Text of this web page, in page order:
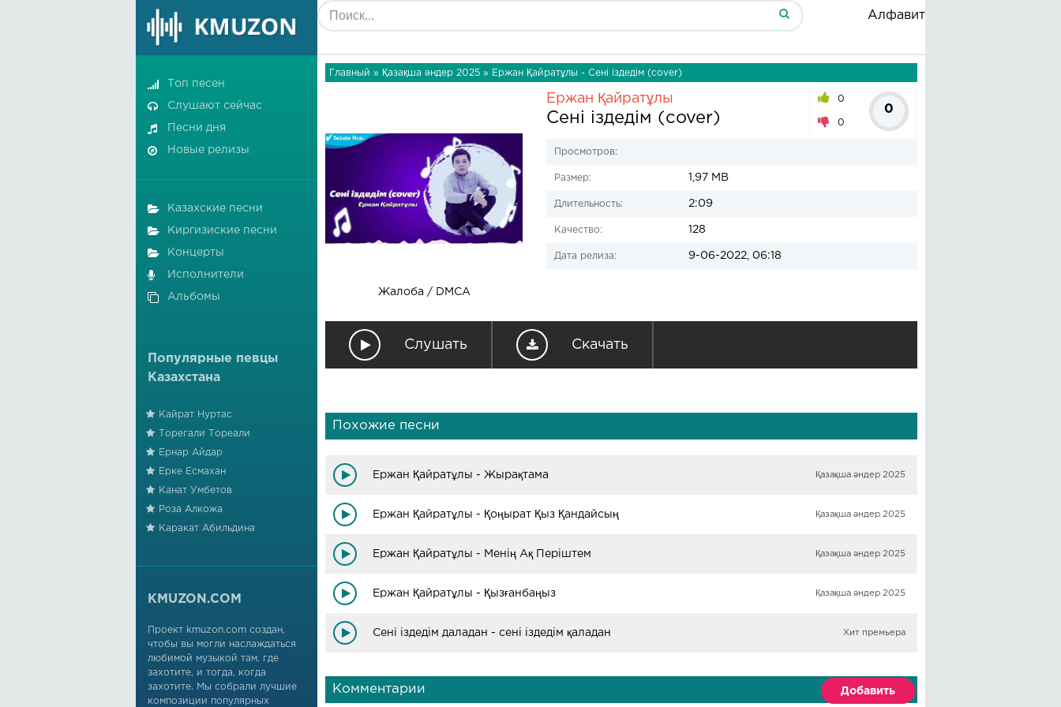
Алфавит
Главный » Қазақша әндер 2025 » Ержан Қайратұлы - Сені іздедім (cover)
Жалоба / DMCA
Ержан Қайратұлы
Сені іздедім (cover)
0
0
0
Просмотров:
Размер: 1,97 MB
Длительность: 2:09
Качество: 128
Дата релиза: 9-06-2022, 06:18
Слушать Скачать
Похожие песни
Ержан Қайратұлы - Жырақтама Қазақша әндер 2025
Ержан Қайратұлы - Қоңырат Қыз Қандайсың Қазақша әндер 2025
Ержан Қайратұлы - Менің Ақ Періштем Қазақша әндер 2025
Ержан Қайратұлы - Қызғанбаңыз Қазақша әндер 2025
Сені іздедім даладан - сені іздедім қаладан Хит премьера
Комментарии Добавить
Топ песен
Слушают сейчас
Песни дня
Новые релизы
Казахские песни
Киргизиские песни
Концерты
Исполнители
Альбомы
Популярные певцы
Казахстана
Кайрат Нуртас
Торегали Тореали
Ернар Айдар
Ерке Есмахан
Канат Умбетов
Роза Алкожа
Каракат Абильдина
KMUZON.COM
Проект kmuzon.com создан,
чтобы вы могли наслаждаться
любимой музыкой там, где
захотите, и тогда, когда
захотите. Мы собрали лучшие
композиции популярных